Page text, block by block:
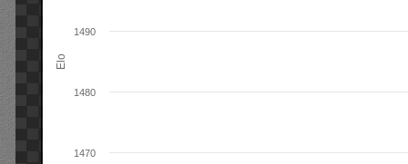
Elo
1470
1480
1490